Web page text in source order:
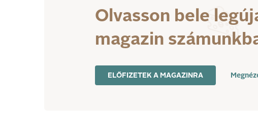
Olvasson bele
magazin
ELŐFIZETEK A MAGAZINRA